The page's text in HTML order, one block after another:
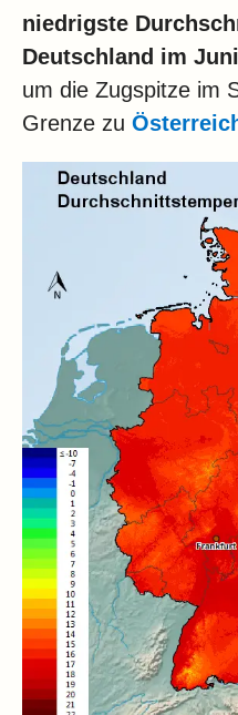
niedrigste
Deutschland im
um die Zugspitze im
Grenze zu